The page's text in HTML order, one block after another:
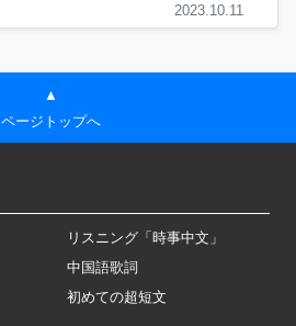
2023.10.11
▲
ページトップへ
リスニング「時事中文」
中国語歌詞
初めての超短文